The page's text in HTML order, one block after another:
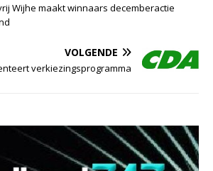
Wijhe maakt winnaars decemberactie
VOLGENDE
verkiezingsprogramma